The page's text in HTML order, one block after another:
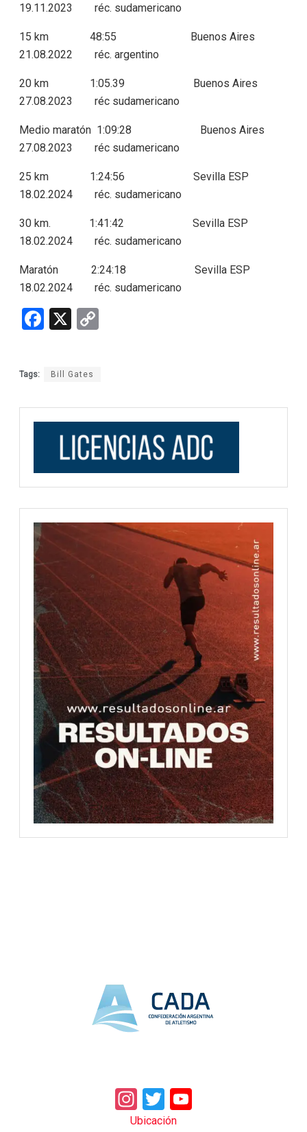
19.11.2023 réc. sudamericano
15 km 48:55 Buenos Aires
21.08.2022 réc. argentino
20 km 1:05.39 Buenos Aires
27.08.2023 réc sudamericano
Medio maratón 1:09:28 Buenos Aires
27.08.2023 réc sudamericano
25 km 1:24:56 Sevilla ESP
18.02.2024 réc. sudamericano
30 km. 1:41:42 Sevilla ESP
18.02.2024 réc. sudamericano
Maratón 2:24:18 Sevilla ESP
18.02.2024 réc. sudamericano
F
b
o
o
X C
n
k
Tags: Bill Gates
Instagram
Twitter
Ubicación